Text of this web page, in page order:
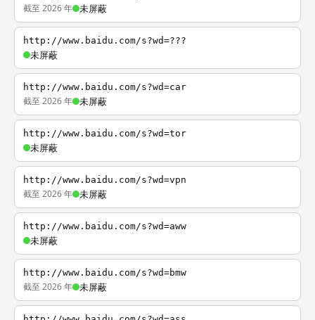
截至 2026 年 未屏蔽
http://www.baidu.com/s?wd=???
未屏蔽
http://www.baidu.com/s?wd=car
截至 2026 年 未屏蔽
http://www.baidu.com/s?wd=tor
未屏蔽
http://www.baidu.com/s?wd=vpn
截至 2026 年 未屏蔽
http://www.baidu.com/s?wd=aww
未屏蔽
http://www.baidu.com/s?wd=bmw
截至 2026 年 未屏蔽